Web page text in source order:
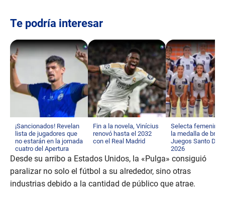
Te podría interesar
¡Sancionados! Revelan
lista de jugadores que
no estarán en la jornada
cuatro del Apertura
2026
Fin a la novela, Vinícius
renovó hasta el 2032
con el Real Madrid
Selecta femenina
la medalla de
Juegos Santo
2026
Desde su arribo a Estados Unidos, la «Pulga» consiguió
paralizar no solo el fútbol a su alrededor, sino otras
industrias debido a la cantidad de público que atrae.